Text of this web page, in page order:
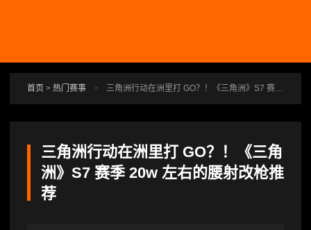
首页 > 热门赛事 > 三角洲行动在洲里打 GO？！《三角洲》S7 赛季 20w 左右的腰射改枪推荐
三角洲行动在洲里打 GO？！《三角
洲》S7 赛季 20w 左右的腰射改枪推
荐